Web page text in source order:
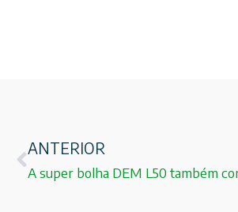
ANTERIOR
A super bolha DEM L50 também